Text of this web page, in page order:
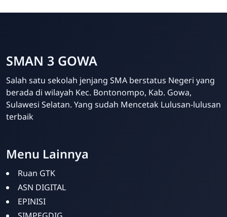
SMAN 3 GOWA
Salah satu sekolah jenjang SMA berstatus Negeri yang
berada di wilayah Kec. Bontonompo, Kab. Gowa,
Sulawesi Selatan. Yang sudah Mencetak Lulusan-lulusan
terbaik
Menu Lainnya
Ruan GTK
ASN DIGITAL
EPINISI